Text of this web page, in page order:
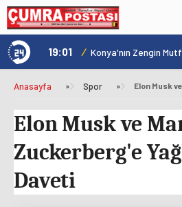
Hadim'de Arıcılara Orman Yangınları Eğitimi Verildi 19:01 /
Anasayfa » Spor » Elon Musk
Elon Musk ve
Zuckerberg'e
Daveti